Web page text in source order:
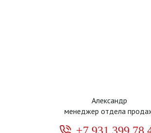
Александр
менеджер отдела